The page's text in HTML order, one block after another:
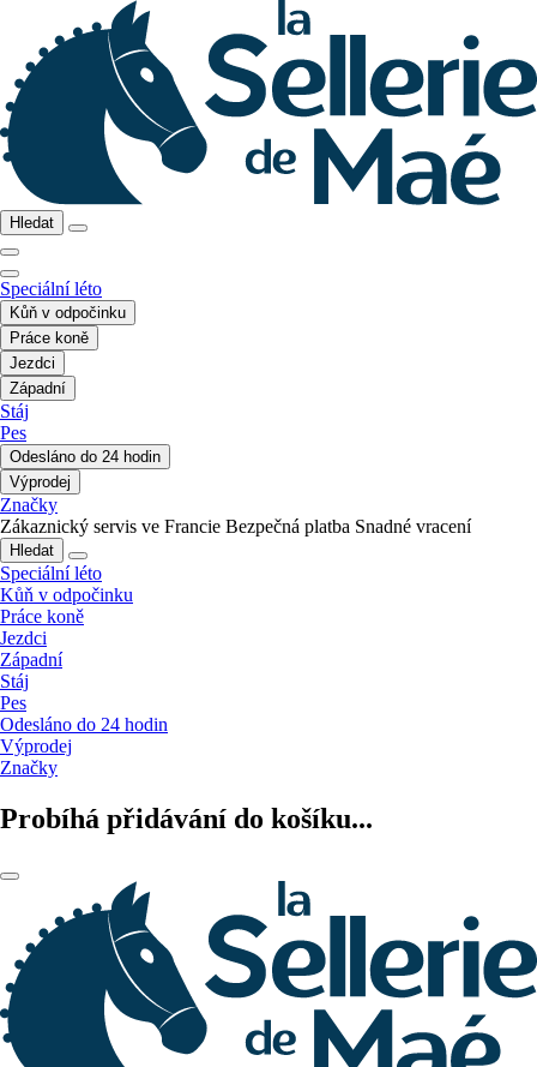
Hledat
Speciální léto
Kůň v odpočinku
Práce koně
Jezdci
Západní
Stáj
Pes
Odesláno do 24 hodin
Výprodej
Značky
Zákaznický servis ve Francie Bezpečná platba Snadné vracení
Hledat
Speciální léto
Kůň v odpočinku
Práce koně
Jezdci
Západní
Stáj
Pes
Odesláno do 24 hodin
Výprodej
Značky
Probíhá přidávání do košíku...